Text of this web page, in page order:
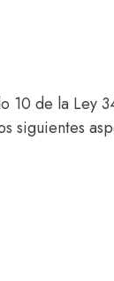
10 de la Ley
siguientes